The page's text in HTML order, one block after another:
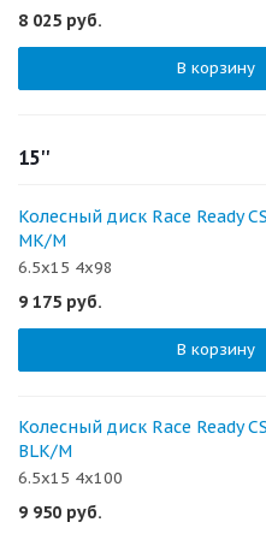
8 025 руб.
В корзину
15''
Колесный диск Race Ready
MK/M
6.5x15 4x98
9 175 руб.
В корзину
Колесный диск Race Ready
BLK/M
6.5x15 4x100
9 950 руб.